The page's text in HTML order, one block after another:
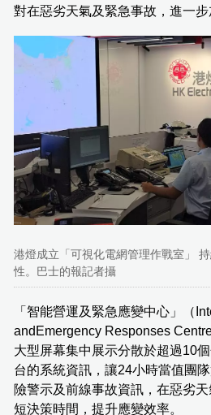
對在惡劣天氣及緊急事故，進一步
港燈成立「可視化電網管理作戰室」
性。巴士的報記者攝
「智能營運及緊急應變中心」（
andEmergency Responses
大型屏幕集中展示分散於超過10
台的系統資訊，讓24小時當值團
險警示及前線事故資訊，在惡劣
短決策時間，提升應變效率。